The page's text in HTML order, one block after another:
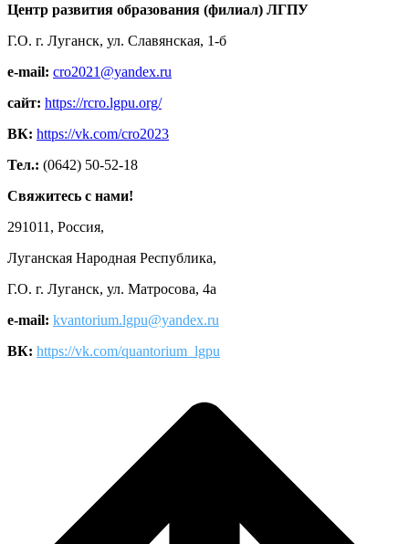
Центр развития образования (филиал) ЛГПУ
Г.О. г. Луганск, ул. Славянская, 1-б
e-mail: cro2021@yandex.ru
сайт: https://rcro.lgpu.org/
ВК: https://vk.com/cro2023
Тел.: (0642) 50-52-18
Свяжитесь с нами!
291011, Россия,
Луганская Народная Республика,
Г.О. г. Луганск, ул. Матросова, 4а
e-mail: kvantorium.lgpu@yandex.ru
ВК: https://vk.com/quantorium_lgpu